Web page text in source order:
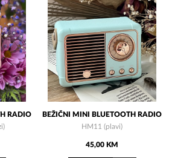
RADIO
BEŽIČNI MINI BLUETOOTH RADIO
HM11 (plavi)
45,00 KM